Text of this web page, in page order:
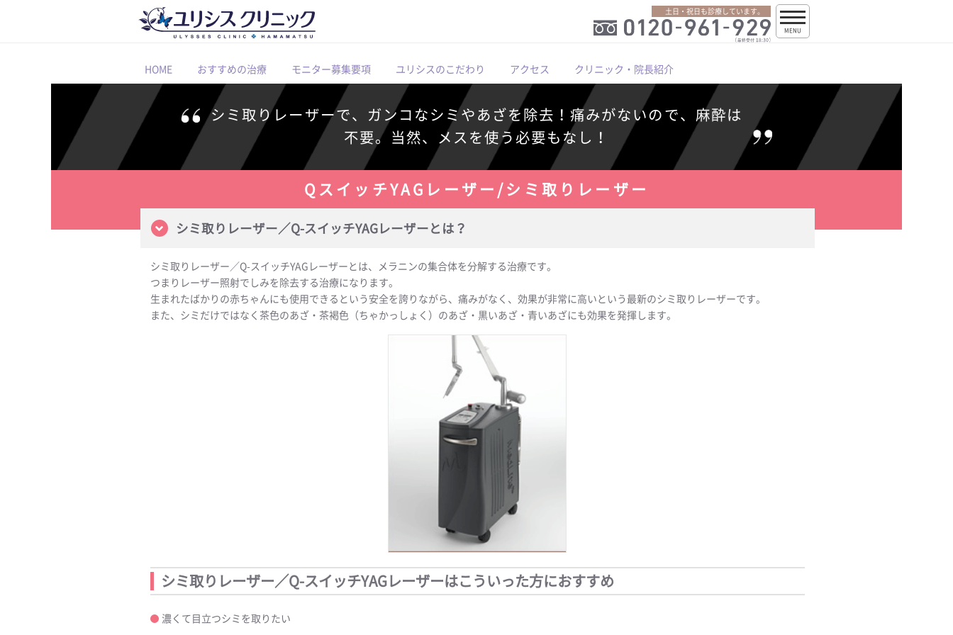
土日・祝日も診療しています。
MENU
HOME おすすめの治療 モニター募集要項 ユリシスのこだわり アクセス クリニック・院長紹介
シミ取りレーザーで、ガンコなシミやあざを除去！痛みがないので、麻酔は
不要。当然、メスを使う必要もなし！
QスイッチYAGレーザー/シミ取りレーザー
シミ取りレーザー／Q-スイッチYAGレーザーとは？
シミ取りレーザー／Q-スイッチYAGレーザーとは、メラニンの集合体を分解する治療です。
つまりレーザー照射でしみを除去する治療になります。
生まれたばかりの赤ちゃんにも使用できるという安全を誇りながら、痛みがなく、効果が非常に高いという最新のシミ取りレーザーです。
また、シミだけではなく茶色のあざ・茶褐色（ちゃかっしょく）のあざ・黒いあざ・青いあざにも効果を発揮します。
シミ取りレーザー／Q-スイッチYAGレーザーはこういった方におすすめ
濃くて目立つシミを取りたい